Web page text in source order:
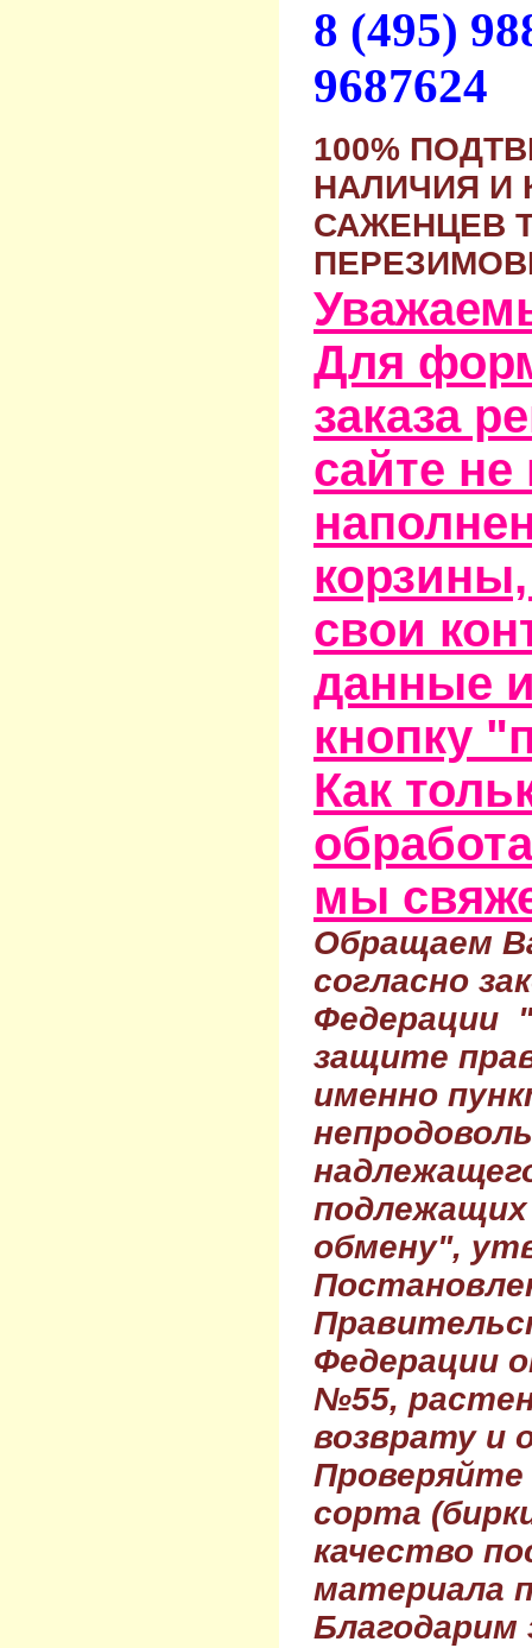
8 (495)
9687624
100%
НАЛИЧИЯ И
САЖЕНЦЕВ
Для
заказа
сайте
свои
данные
кнопку
Как
мы
Обращаем
согласно
Федерации
защите
именно
обмену",
Федерации
№55,
возврату и
Проверяйте
сорта
качество
материала
Благодарим